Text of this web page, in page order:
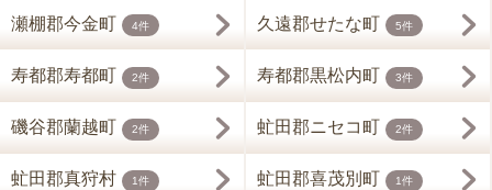
瀬棚郡今金町 4件 久遠郡せたな町 5件
寿都郡寿都町 2件 寿都郡黒松内町 3件
磯谷郡蘭越町 2件 虻田郡ニセコ町 2件
虻田郡真狩村 1件 虻田郡喜茂別町 1件